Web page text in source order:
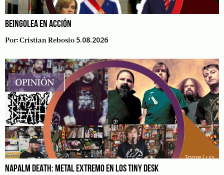
BEINGOLEA EN ACCIÓN
Por:Cristian Rebosio 5.08.2026
NAPALM DEATH: METAL EXTREMO EN LOS TINY DESK